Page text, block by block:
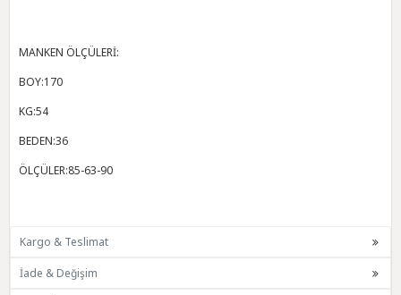
MANKEN ÖLÇÜLERİ:
BOY:170
KG:54
BEDEN:36
ÖLÇÜLER:85-63-90
Kargo & Teslimat
İade & Değişim